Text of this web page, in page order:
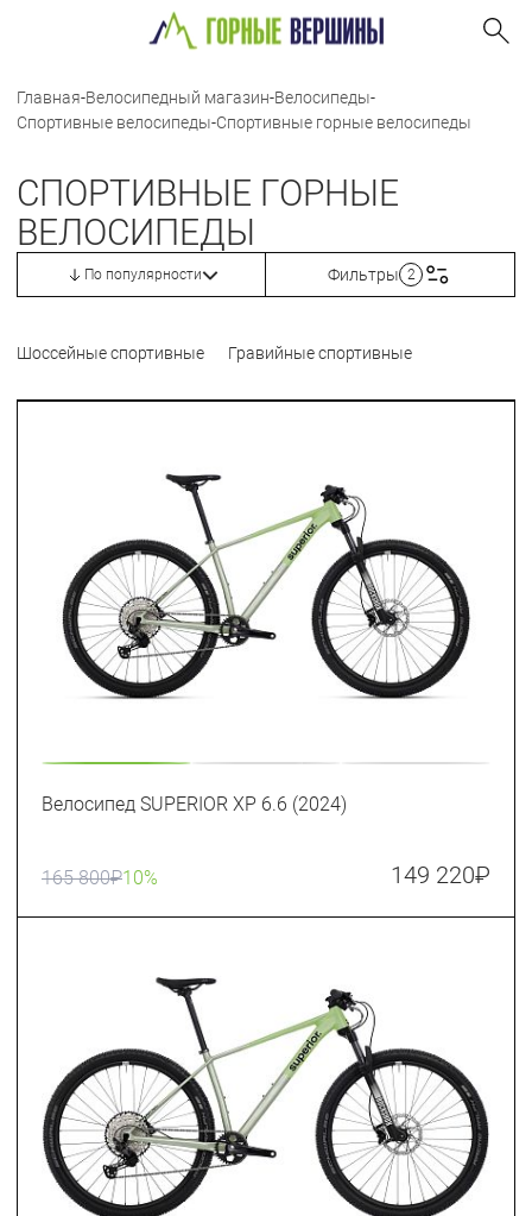
Главная-Велосипедный магазин-Велосипеды-
Спортивные велосипеды-Спортивные горные велосипеды
СПОРТИВНЫЕ ГОРНЫЕ
ВЕЛОСИПЕДЫ
По популярности Фильтры 2
Шоссейные спортивные Гравийные спортивные
Велосипед SUPERIOR XP 6.6 (2024)
165 800₽10% 149 220₽